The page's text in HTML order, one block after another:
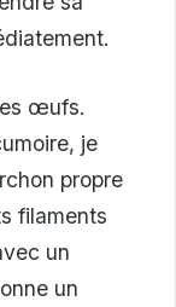
œufs.
je
propre
filaments
un
un